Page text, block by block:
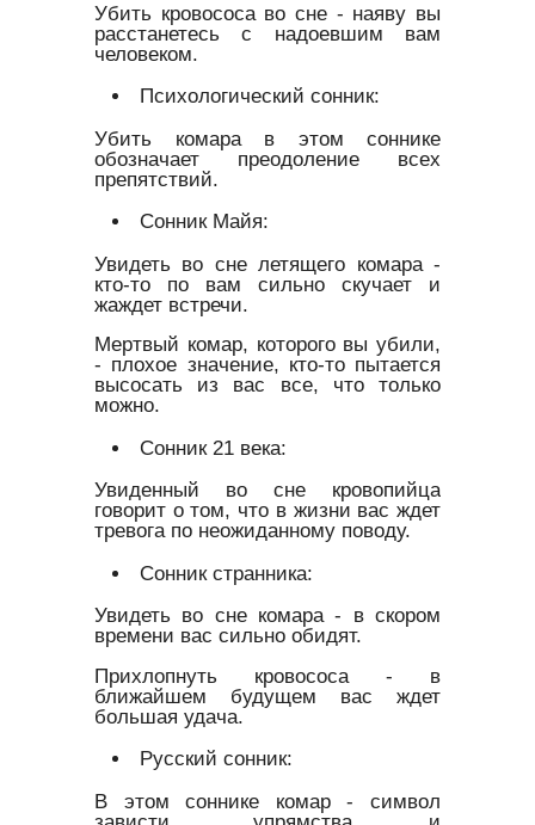
Убить кровососа во сне - наяву вы
расстанетесь с надоевшим вам
человеком.
Психологический сонник:
Убить комара в этом соннике
обозначает преодоление всех
препятствий.
Сонник Майя:
Увидеть во сне летящего комара -
кто-то по вам сильно скучает и
жаждет встречи.
Мертвый комар, которого вы убили,
- плохое значение, кто-то пытается
высосать из вас все, что только
можно.
Сонник 21 века:
Увиденный во сне кровопийца
говорит о том, что в жизни вас ждет
тревога по неожиданному поводу.
Сонник странника:
Увидеть во сне комара - в скором
времени вас сильно обидят.
Прихлопнуть кровососа - в
ближайшем будущем вас ждет
большая удача.
Русский сонник:
В этом соннике комар - символ